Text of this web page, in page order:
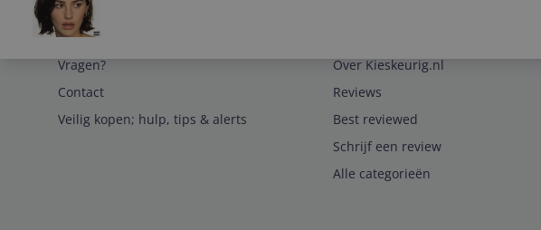
Service
Vragen?
Contact
Veilig kopen; hulp, tips & alerts
Over Kieskeurig.nl
Reviews
Best reviewed
Schrijf een review
Alle categorieën